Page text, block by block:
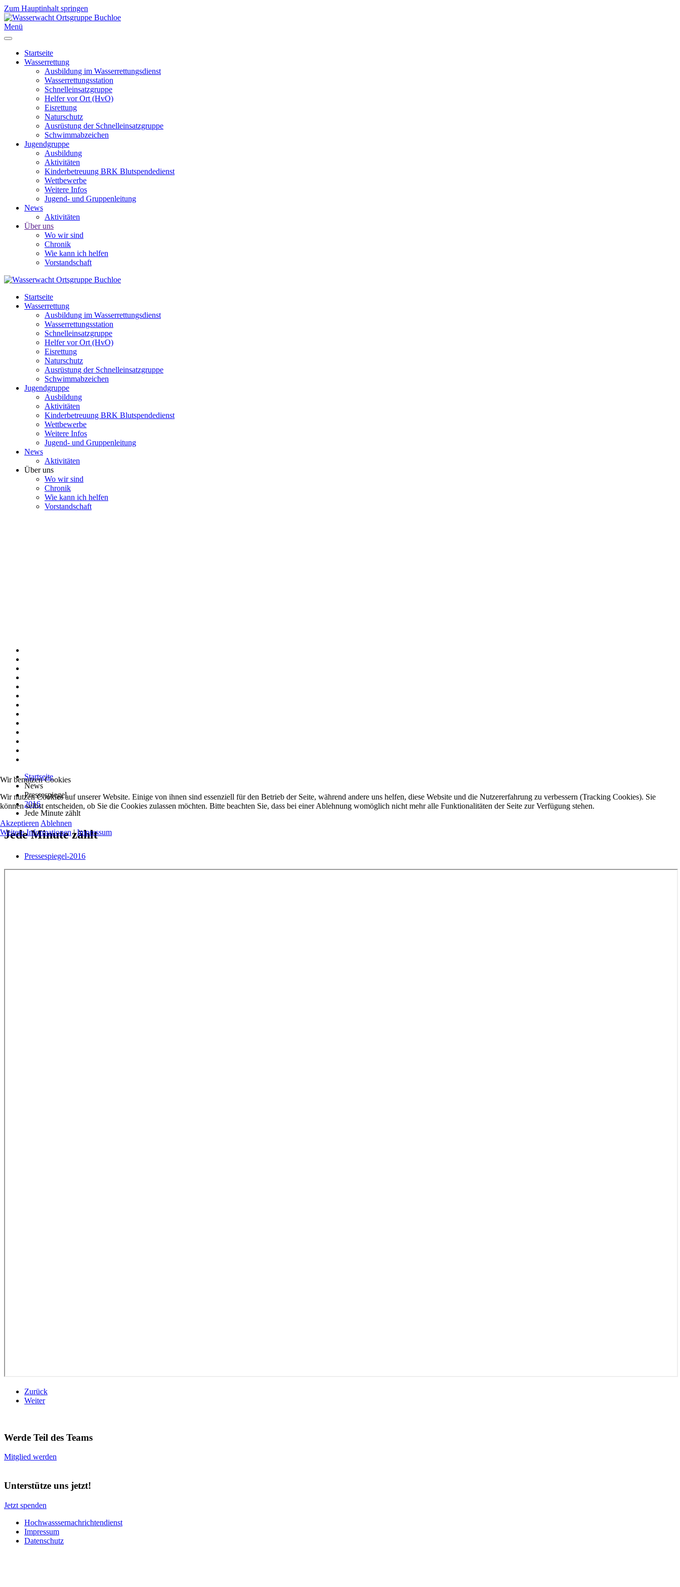
Zum Hauptinhalt springen
Menü
Startseite
Wasserrettung
Ausbildung im Wasserrettungsdienst
Wasserrettungsstation
Schnelleinsatzgruppe
Helfer vor Ort (HvO)
Eisrettung
Naturschutz
Ausrüstung der Schnelleinsatzgruppe
Schwimmabzeichen
Jugendgruppe
Ausbildung
Aktivitäten
Kinderbetreuung BRK Blutspendedienst
Wettbewerbe
Weitere Infos
Jugend- und Gruppenleitung
News
Aktivitäten
Über uns
Wo wir sind
Chronik
Wie kann ich helfen
Vorstandschaft
Startseite
Wasserrettung
Ausbildung im Wasserrettungsdienst
Wasserrettungsstation
Schnelleinsatzgruppe
Helfer vor Ort (HvO)
Eisrettung
Naturschutz
Ausrüstung der Schnelleinsatzgruppe
Schwimmabzeichen
Jugendgruppe
Ausbildung
Aktivitäten
Kinderbetreuung BRK Blutspendedienst
Wettbewerbe
Weitere Infos
Jugend- und Gruppenleitung
News
Aktivitäten
Über uns
Wo wir sind
Chronik
Wie kann ich helfen
Vorstandschaft
Startseite
News
Pressespiegel
2016
Jede Minute zählt
Jede Minute zählt
Pressespiegel-2016
Zurück
Weiter
Werde Teil des Teams
Mitglied werden
Unterstütze uns jetzt!
Jetzt spenden
Hochwasssernachrichtendienst
Impressum
Datenschutz
Wir benutzen Cookies
Wir nutzen Cookies auf unserer Website. Einige von ihnen sind essenziell für den Betrieb der Seite, während andere uns helfen, diese Website und die Nutzererfahrung zu verbessern (Tracking Cookies). Sie
können selbst entscheiden, ob Sie die Cookies zulassen möchten. Bitte beachten Sie, dass bei einer Ablehnung womöglich nicht mehr alle Funktionalitäten der Seite zur Verfügung stehen.
Akzeptieren Ablehnen
Weitere Informationen|Impressum